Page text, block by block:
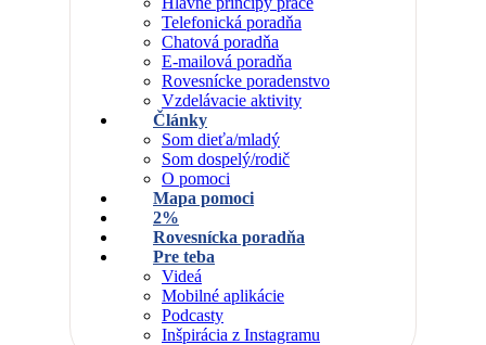
Telefonická poradňa
Chatová poradňa
E-mailová poradňa
Rovesnícke poradenstvo
Vzdelávacie aktivity
Články
Som dieťa/mladý
Som dospelý/rodič
O pomoci
Mapa pomoci
2%
Rovesnícka poradňa
Pre teba
Videá
Mobilné aplikácie
Podcasty
Inšpirácia z Instagramu